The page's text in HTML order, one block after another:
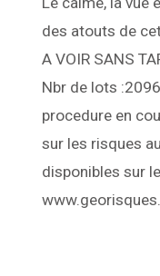
des atouts de
A VOIR SANS
Nbr de lots
procedure en
sur les risques
disponibles sur